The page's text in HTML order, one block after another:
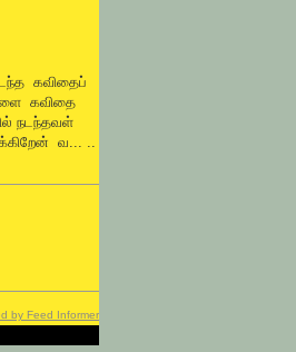
கவிதைப்
கவிதை
நடந்தவள்
வ... ..
by Feed Informer